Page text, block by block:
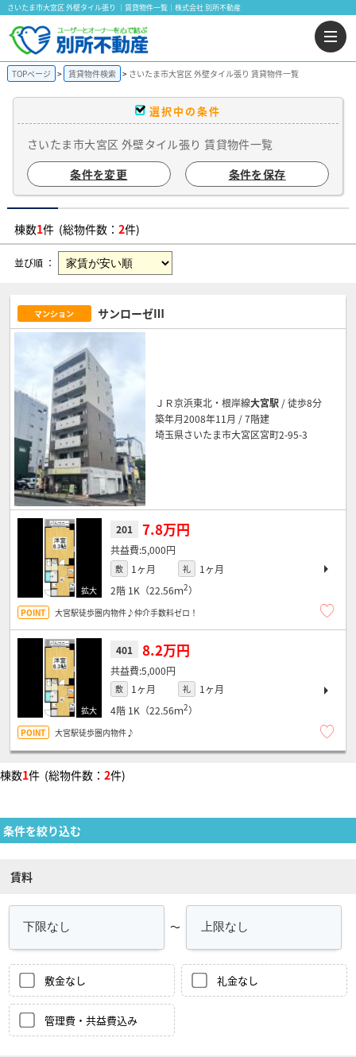
さいたま市大宮区 外壁タイル張り ｜賃貸物件一覧｜株式会社 別所不動産
TOPページ 賃貸物件検索 さいたま市大宮区 外壁タイル張り 賃貸物件一覧
選択中の条件
さいたま市大宮区 外壁タイル張り 賃貸物件一覧
条件を変更
条件を保存
棟数1件 (総物件数： 2件)
並び順 ：
マンション サンローゼⅢ
ＪＲ京浜東北・根岸線大宮駅 / 徒歩8分
築年月2008年11月 / 7階建
埼玉県さいたま市大宮区宮町2-95-3
201 7.8万円
5,000円
敷 1ヶ月 礼
1ヶ月
2階 1K（22.56ｍ2）
大宮駅徒歩圏内物件♪仲介手数料ゼロ！
401 8.2万円
5,000円
敷 1ヶ月 礼
1ヶ月
4階 1K（22.56ｍ2）
大宮駅徒歩圏内物件♪
棟数1件 (総物件数： 2件)
条件を絞り込む
賃料
～
敷金なし 礼金なし
管理費・共益費込み